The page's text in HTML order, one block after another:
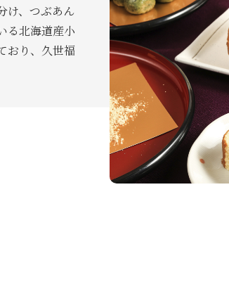
け、つぶあん
る北海道産小
おり、久世福